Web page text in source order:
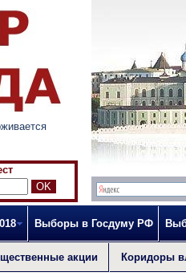
Выборы в Госдуму РФ
акции Коридоры